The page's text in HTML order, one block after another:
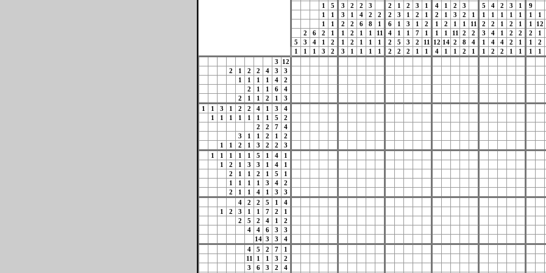
1
5 3 2 2 3 2 1 2 3 1 4 1 2 3 5 4 2 3 1 9
1
1 3 1 4 2 2 2 3 1 2 1 2 1 3 2 1 1 1 1 1 1 1 1
1
1 2 2 6 8 1 6 1 3 1 2 1 2 1 1 11 2 2 1 2 1 1 12
2
6 2 1 1 2 1 1 11 4 1 1 7 1 1 1 11 2 2 3 4 1 2 2 2 1
5
3 4 1 2 1 2 1 1 1 2 5 3 2 11 12 14 2 8 4 1 4 4 2 1 1 2
1
1 1 3 2 3 1 1 1 1 2 2 2 1 1 4 1 1 2 1 1 2 2 1 1 1 1
3
12
2
1 2 2 4 3
3
1
1 1 1 4
2
2
1 1 6
4
2
1 1 2 1
3
1
1 3 1 2 2 4 1 3
4
1
1 1 1 1 1 1 5
2
2
2 7
4
3
1 1 2 1
2
1
1 2 1 3 2 2
3
1
1 1 1 1 5 1 4
1
1
2 1 3 3 1 4
1
2
1 1 2 1 5
1
1
1 1 1 3 4
2
2
1 1 4 1 3
3
4
2 2 5 1
4
1
2 3 1 1 7 2
1
2
5 2 4 1
2
4
4 6 3
3
14 3 3
4
4
5 2 7
1
11
1 1 3
2
3
6 3 2
4